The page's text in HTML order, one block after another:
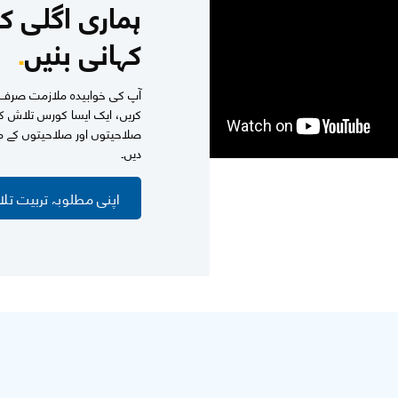
ہماری اگلی
کہانی بنیں.
آپ کی خوابیدہ ملازمت صرف
کریں، ایک ایسا کورس
صلاحیتوں اور صلاحیتوں کے
دیں۔
اپنی مطلوبہ تربیت